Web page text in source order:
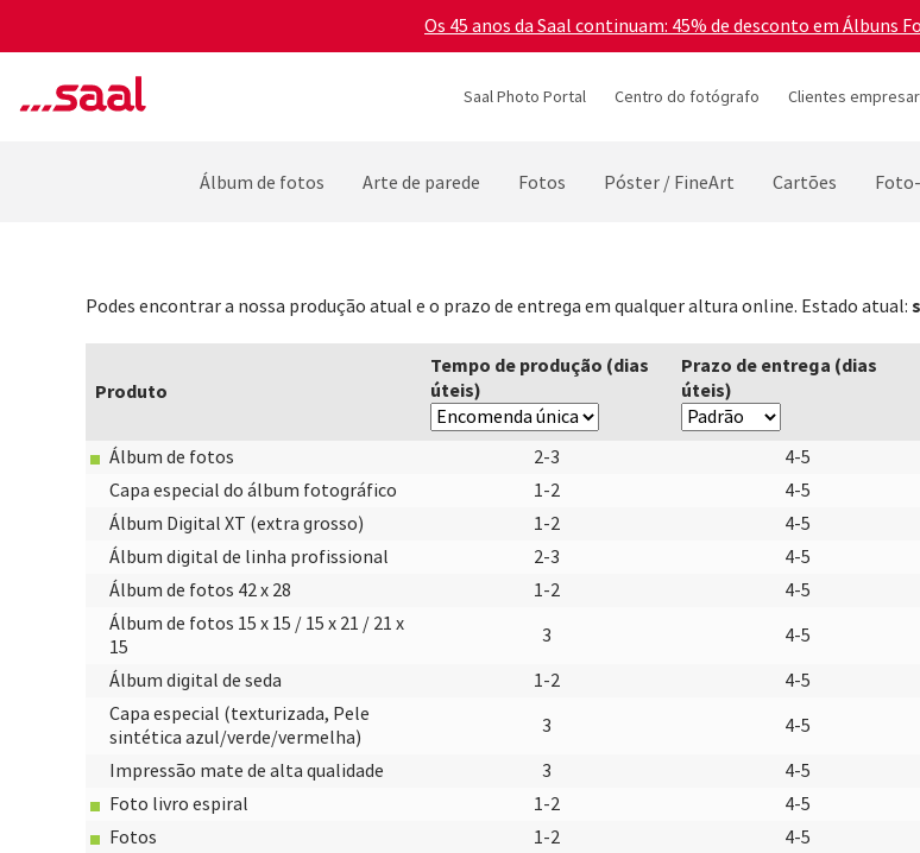
Os 45 anos da Saal continuam: 45% de desconto em Álbuns
Saal Photo Portal Centro do fotógrafo Clientes
Álbum de fotos Arte de parede Fotos Póster / FineArt Cartões
Podes encontrar a nossa produção atual e o prazo de entrega em qualquer altura online. Estado atual:
Produto
Tempo de produção (dias
úteis)
Prazo de entrega (dias
úteis)
Álbum de fotos 2-3 4-5
Capa especial do álbum fotográfico
1-2 4-5
Álbum Digital XT (extra grosso)
1-2 4-5
Álbum digital de linha profissional
2-3 4-5
Álbum de fotos 42 x 28
1-2 4-5
Álbum de fotos 15 x 15 / 15 x 21 / 21 x
15
3 4-5
Álbum digital de seda
1-2 4-5
Capa especial (texturizada, Pele
sintética azul/verde/vermelha)
3 4-5
Impressão mate de alta qualidade
3 4-5
Foto livro espiral
1-2 4-5
Fotos
1-2 4-5